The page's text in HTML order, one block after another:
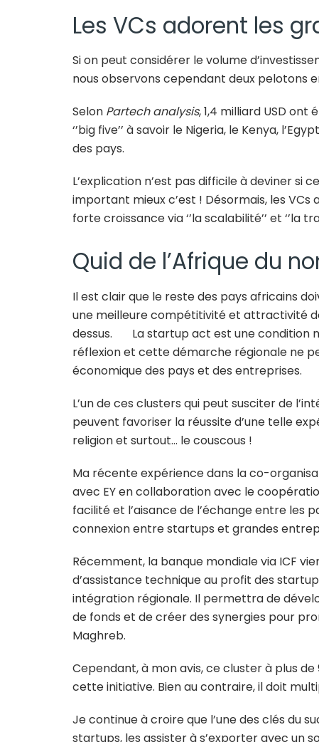
Les VCs adorent les
Si on peut considérer le volume
nous observons cependant deux pelotons
Selon Partech analysis, 1,4 milliard USD ont
‘’big five’’ à savoir le Nigeria, le Kenya,
des pays.
L’explication n’est pas difficile à deviner si
important mieux c’est ! Désormais, les
forte croissance via ‘’la scalabilité’’ et ‘’la
Quid de l’Afrique du
Il est clair que le reste des pays africains
une meilleure compétitivité et attractivité
dessus. La startup act est une condition
réflexion et cette démarche régionale ne
économique des pays et des entreprises.
L’un de ces clusters qui peut susciter de
peuvent favoriser la réussite d’une telle
religion et surtout… le couscous !
Ma récente expérience dans la co-
avec EY en collaboration avec le
facilité et l’aisance de l’échange entre les
connexion entre startups et grandes
Récemment, la banque mondiale via ICF
d’assistance technique au profit des
intégration régionale. Il permettra de
de fonds et de créer des synergies pour
Maghreb.
Cependant, à mon avis, ce cluster à plus
cette initiative. Bien au contraire, il doit
Je continue à croire que l’une des clés du
startups, les assister à s’exporter avec un